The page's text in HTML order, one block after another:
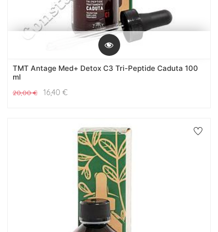
TMT Antage Med+ Detox C3 Tri-Peptide Caduta 100
ml
20,00€ 16,40 €